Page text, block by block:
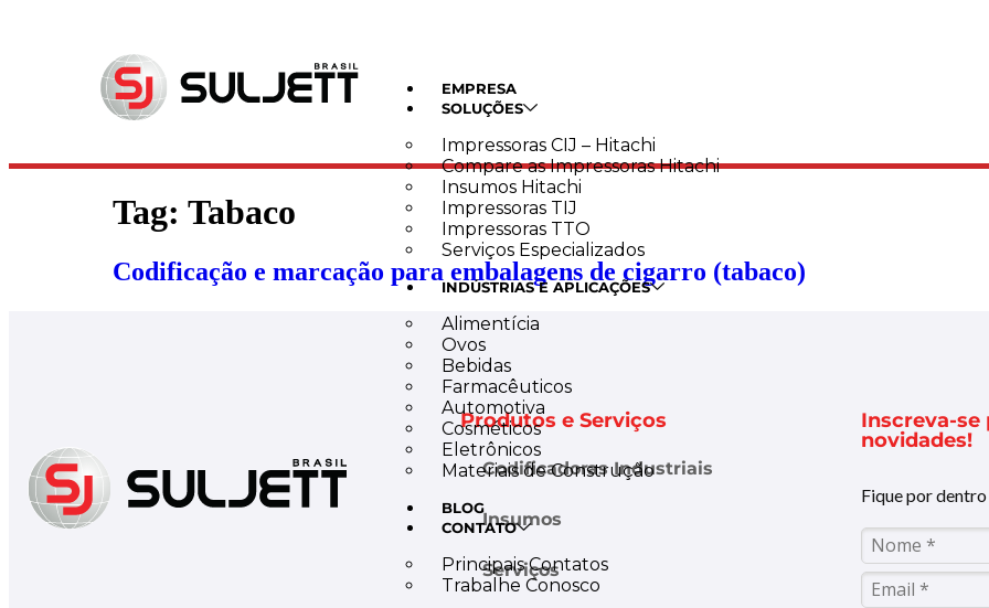
EMPRESA
SOLUÇÕES
Impressoras CIJ – Hitachi
Compare as Impressoras Hitachi
Insumos Hitachi
Impressoras TIJ
Impressoras TTO
Serviços Especializados
INDÚSTRIAS E APLICAÇÕES
Alimentícia
Ovos
Bebidas
Farmacêuticos
Automotiva
Cosméticos
Eletrônicos
Materiais de Construção
BLOG
CONTATO
Principais Contatos
Trabalhe Conosco
Tag: Tabaco
Codificação e marcação para embalagens de cigarro (tabaco)
Veja uma seleção de impressoras industriais indicadas para atender as necessidades de codificação e marcação para
Produtos e Serviços
Codificadoras Industriais
Insumos
Serviços
Inscreva-se
novidades!
Fique por